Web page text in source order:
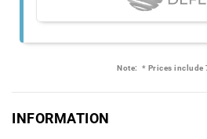
Note: * Prices include
INFORMATION